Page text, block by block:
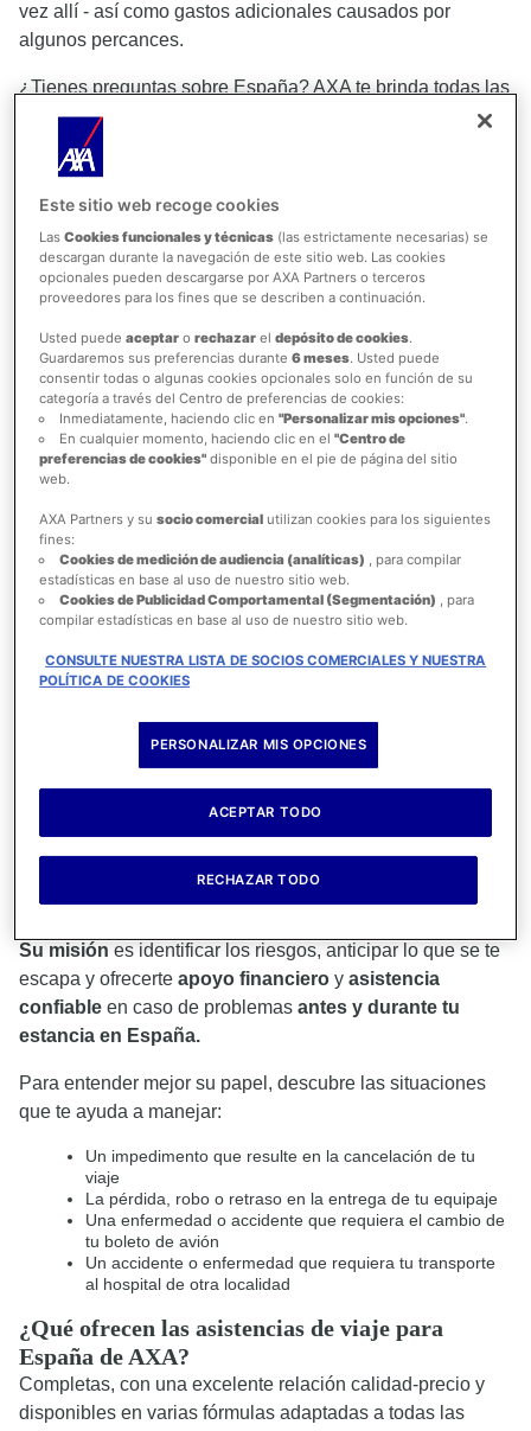
vez allí - así como gastos adicionales causados por
algunos percances.
¿Tienes preguntas sobre España? AXA te brinda todas las
respuestas para preparar bien tu viaje.
¿Es necesario una asistencia de viaje para ir a
¿Qué ofrece la asistencia de viaje para España de
AXA?
¿Es España un destino peligroso para los turistas?
¿Qué formalidades se deben cumplir para viajar a
España?
Preguntas frecuentes sobre viajar a España
¿Por qué es esencial una asistencia de
viaje para España?
¿Quién quiereanticipar problemascuando viaja? Nadie,
porque las escapadas son promesas de desconexión.
bruscamente devuelto a la realidad. De ahí la necesidad
Por definición,lo imprevisible no se puede prever...
¡Pero sí se puede gestionar!
Su misión es identificar los riesgos, anticipar lo que se te
escapa y ofrecerte apoyo financiero y asistencia
confiable en caso de problemas antes y durante tu
estancia en España.
Para entender mejor su papel, descubre las situaciones
que te ayuda a manejar:
Un impedimento que resulte en la cancelación de tu
viaje
La pérdida, robo o retraso en la entrega de tu equipaje
Una enfermedad o accidente que requiera el cambio de
tu boleto de avión
Un accidente o enfermedad que requiera tu transporte
al hospital de otra localidad
¿Qué ofrecen las asistencias de viaje para
España de AXA?
Completas, con una excelente relación calidad-precio y
disponibles en varias fórmulas adaptadas a todas las
Este sitio web recoge cookies
LasCookies funcionales y técnicas (las estrictamente necesarias) se
descargan durante la navegación de este sitio web. Las cookies
opcionales pueden descargarse por AXA Partners o terceros
proveedores para los fines que se describen a continuación.
Usted puedeaceptar orechazar eldepósito de cookies.
Guardaremos sus preferencias durante6 meses. Usted puede
consentir todas o algunas cookies opcionales solo en función de su
categoría a través del Centro de preferencias de cookies:
Inmediatamente, haciendo clic en "Personalizar mis opciones".
En cualquier momento, haciendo clic en el "Centro de
preferencias de cookies" disponible en el pie de página del sitio
web.
AXA Partners y susocio comercial utilizan cookies para los siguientes
fines:
Cookies de medición de audiencia (analíticas) , para compilar
estadísticas en base al uso de nuestro sitio web.
Cookies de Publicidad Comportamental (Segmentación) , para
compilar estadísticas en base al uso de nuestro sitio web.
CONSULTE NUESTRA LISTA DE SOCIOS COMERCIALES Y NUESTRA
POLÍTICA DE COOKIES
PERSONALIZAR MIS OPCIONES
RECHAZAR TODO
ACEPTAR TODO